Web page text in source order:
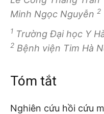
Minh Ngọc Nguyễn 2
1 Trường Đại học Y
2 Bệnh viện Tim Hà
Tóm tắt
Nghiên cứu hồi cứu